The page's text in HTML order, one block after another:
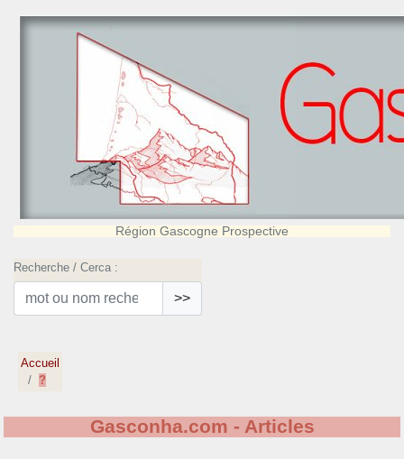
Région Gascogne Prospective
Recherche / Cerca :
>>
Accueil
?
Gasconha.com - Articles